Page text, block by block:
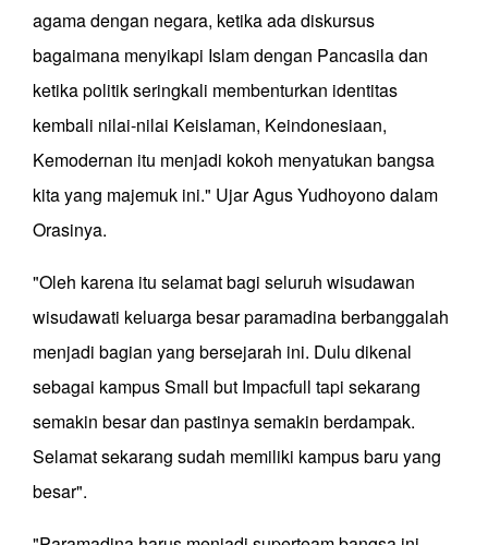
agama dengan negara, ketika ada diskursus
bagaimana menyikapi Islam dengan Pancasila dan
ketika politik seringkali membenturkan identitas
kembali nilai-nilai Keislaman, Keindonesiaan,
Kemodernan itu menjadi kokoh menyatukan bangsa
kita yang majemuk ini." Ujar Agus Yudhoyono dalam
Orasinya.
"Oleh karena itu selamat bagi seluruh wisudawan
wisudawati keluarga besar paramadina berbanggalah
menjadi bagian yang bersejarah ini. Dulu dikenal
sebagai kampus Small but Impacfull tapi sekarang
semakin besar dan pastinya semakin berdampak.
Selamat sekarang sudah memiliki kampus baru yang
besar".